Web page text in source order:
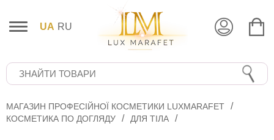
UA RU
МАГАЗИН ПРОФЕСІЙНОЇ КОСМЕТИКИ LUXMARAFET
КОСМЕТИКА ПО ДОГЛЯДУ
ДЛЯ ТІЛА